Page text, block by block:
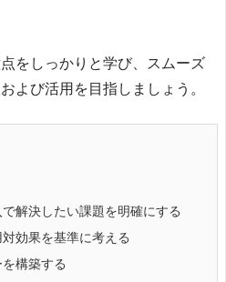
をしっかりと学び、スムーズ
よび活用を目指しましょう。
解決したい課題を明確にする
効果を基準に考える
構築する